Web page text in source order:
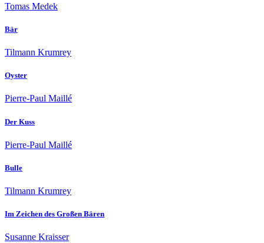
Tomas Medek
Bär
Tilmann Krumrey
Oyster
Pierre-Paul Maillé
Der Kuss
Pierre-Paul Maillé
Bulle
Tilmann Krumrey
Im Zeichen des Großen Bären
Susanne Kraisser